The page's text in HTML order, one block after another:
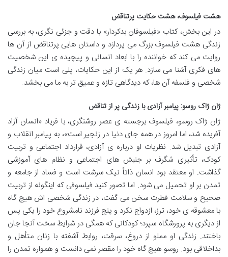
هشت فیلسوف، هشت حکایت پرتناقض
در این بخش، کتاب «فیلسوفان بدکردار» با دقت و جزئی نگری، به بررسی
زندگی هشت فیلسوف بزرگ می پردازد و داستان هایی پرتناقض از آن ها
روایت می کند که خواننده را با ابعاد انسانی و پیچیده ی این شخصیت
های فکری آشنا می سازد. هر یک از این حکایات، پلی است میان زندگی
شخصی و فلسفه آن ها، که دیدگاهی تازه و عمیق تر به ما می بخشد.
ژان ژاک روسو: پیامبر آزادی با زندگی پر از تناقض
ژان ژاک روسو، فیلسوف برجسته ی عصر روشنگری، با فریاد «انسان آزاد
آفریده شد، اما امروز در همه جای دنیا در زنجیر است»، به پیامبر انقلاب و
آزادی تبدیل شد. نظریات او درباره ی آزادی، قرارداد اجتماعی و تربیت
کودک، تأثیری شگرف بر جنبش های اجتماعی و نظام های آموزشی
گذاشت. او معتقد بود انسان ذاتاً نیک سرشت است و فساد از جامعه و
تمدن بر او تحمیل می شود. اما تصور کنید فیلسوفی که اینگونه از تربیت
صحیح و سلامت فطرت سخن می گفت، در زندگی شخصی اش هیچ گاه
با معشوقه ی خود، ترز، ازدواج نکرد و پنج فرزند نامشروع خود را یکی پس
از دیگری به پرورشگاه سپرد؛ کودکانی که همگی در شرایط سخت آنجا جان
باختند. زندگی او مملو از دروغ، سرقت، روابط آشفته با زنان متأهل و
بداخلاقی بود. روسو هیچ گاه خود را مقصر نمی دانست و همواره تمدن را